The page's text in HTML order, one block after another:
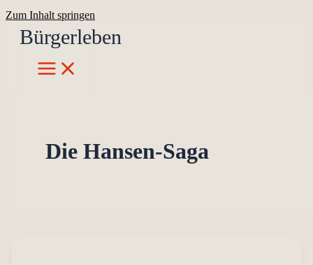
Zum Inhalt springen
Bürgerleben
Die Hansen-Saga